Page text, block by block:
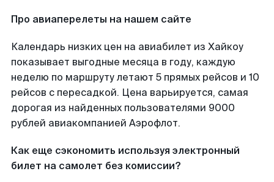
Про авиаперелеты на нашем сайте
Календарь низких цен на авиабилет из Хайкоу
показывает выгодные месяца в году, каждую
неделю по маршруту летают 5 прямых рейсов и 10
рейсов с пересадкой. Цена варьируется, самая
дорогая из найденных пользователями 9000
рублей авиакомпанией Аэрофлот.
Как еще сэкономить используя электронный
билет на самолет без комиссии?